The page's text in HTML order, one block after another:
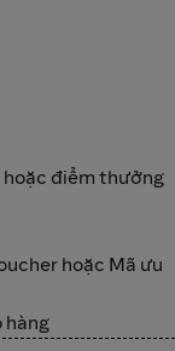
hoặc điểm thưởng
hoặc Mã ưu
hàng